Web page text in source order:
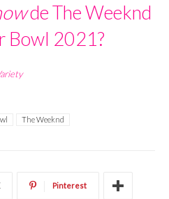
de The Weeknd
Bowl 2021?
The Weeknd
Pinterest